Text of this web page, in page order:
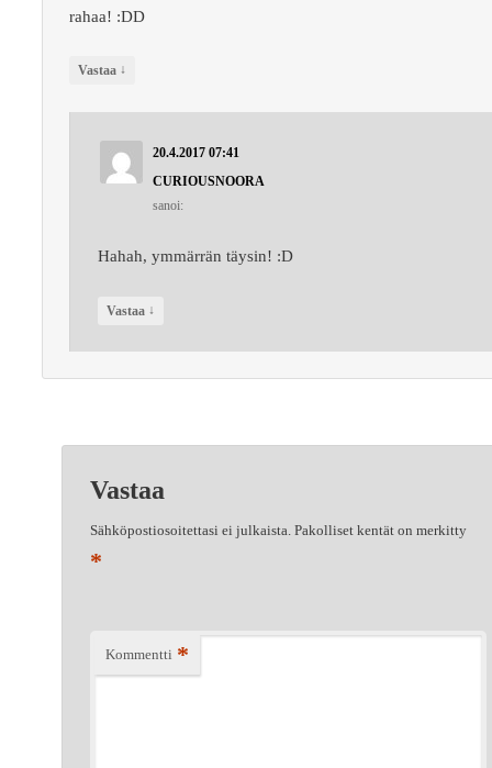
rahaa! :DD
Vastaa ↓
20.4.2017 07:41
CURIOUSNOORA
sanoi:
Hahah, ymmärrän täysin! :D
Vastaa ↓
Vastaa
Sähköpostiosoitettasi ei julkaista. Pakolliset kentät on merkitty
*
Kommentti *